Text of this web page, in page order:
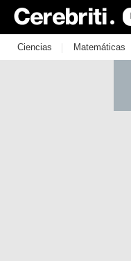
Ciencias | Matemáticas